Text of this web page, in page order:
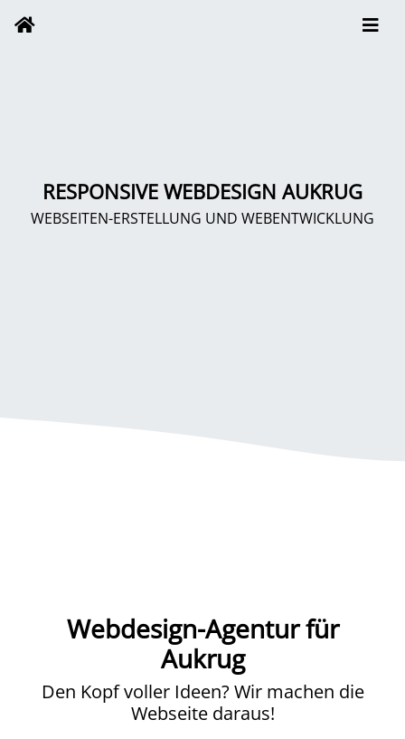
RESPONSIVE WEBDESIGN AUKRUG
WEBSEITEN-ERSTELLUNG UND WEBENTWICKLUNG
Webdesign-Agentur für
Aukrug
Den Kopf voller Ideen? Wir machen die
Webseite daraus!